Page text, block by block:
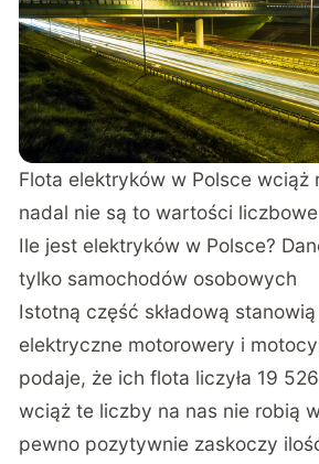
Flota elektryków w Polsce wciąż
nadal nie są to wartości
Ile jest elektryków w Polsce?
tylko samochodów osobowych
Istotną część składową
elektryczne motorowery i
podaje, że ich flota liczyła 19
wciąż te liczby na nas nie robią
pewno pozytywnie zaskoczy